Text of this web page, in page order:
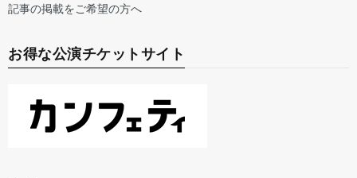
記事の掲載をご希望の方へ
お得な公演チケットサイト